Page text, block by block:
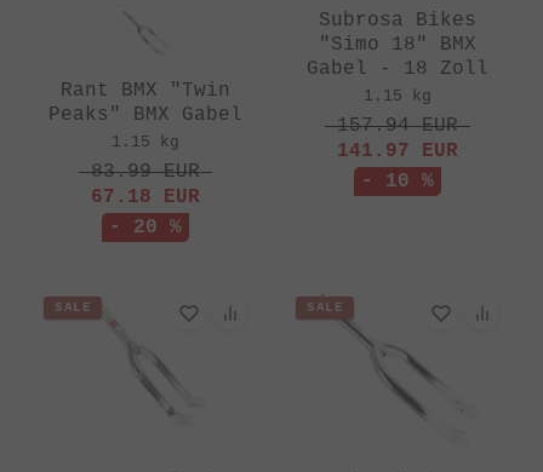
Rant BMX "Twin
Peaks" BMX Gabel
1.15 kg
83.99EUR
67.18 EUR
- 20 %
Subrosa Bikes
"Simo 18" BMX
Gabel - 18 Zoll
1.15 kg
157.94EUR
141.97 EUR
- 10 %
SALE SALE